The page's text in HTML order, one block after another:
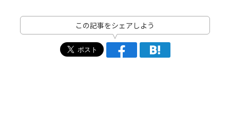
この記事をシェアしよう